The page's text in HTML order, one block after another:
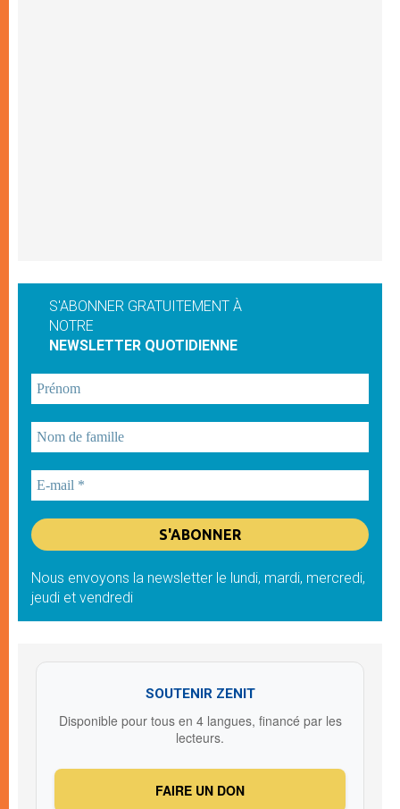
S'ABONNER GRATUITEMENT À
NOTRE
NEWSLETTER QUOTIDIENNE
Nous envoyons la newsletter le lundi, mardi, mercredi,
jeudi et vendredi
SOUTENIR ZENIT
Disponible pour tous en 4 langues, financé par les
lecteurs.
FAIRE UN DON